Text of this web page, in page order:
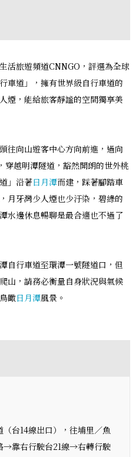
活旅遊頻道CNNGO，評選為全球
車道」，擁有世界級自行車道的
煙，能給旅客靜謐的空間獨享美
往向山遊客中心方向前進，過向
越明潭隧道，豁然開朗的世外桃
」沿著日月潭而建，踩著腳踏車
月牙灣少人煙也少汙染，碧綠的
水邊休息暢聊是最合適也不過了
自行車道至環潭一號隧道口，但
山，請務必衡量自身狀況與氣候
瞰日月潭風景。
台14線出口），往埔里／魚
→靠右行駛台21線→右轉行駛